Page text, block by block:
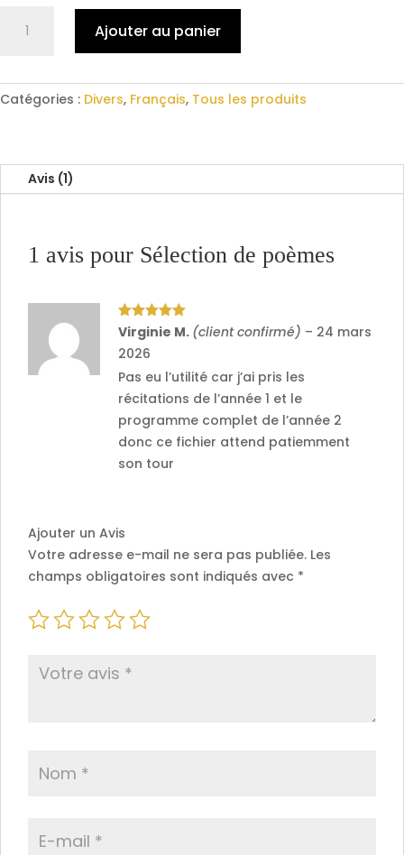
poèmes
Ajouter au panier
Catégories : Divers, Français, Tous les produits
Avis (1)
1 avis pour Sélection de poèmes
Note5sur
Virginie M. (client confirmé) – 24 mars
2026
Pas eu l’utilité car j’ai pris les
récitations de l’année 1 et le
programme complet de l’année 2
donc ce fichier attend patiemment
son tour
Ajouter un Avis
Votre adresse e-mail ne sera pas publiée. Les
champs obligatoires sont indiqués avec *